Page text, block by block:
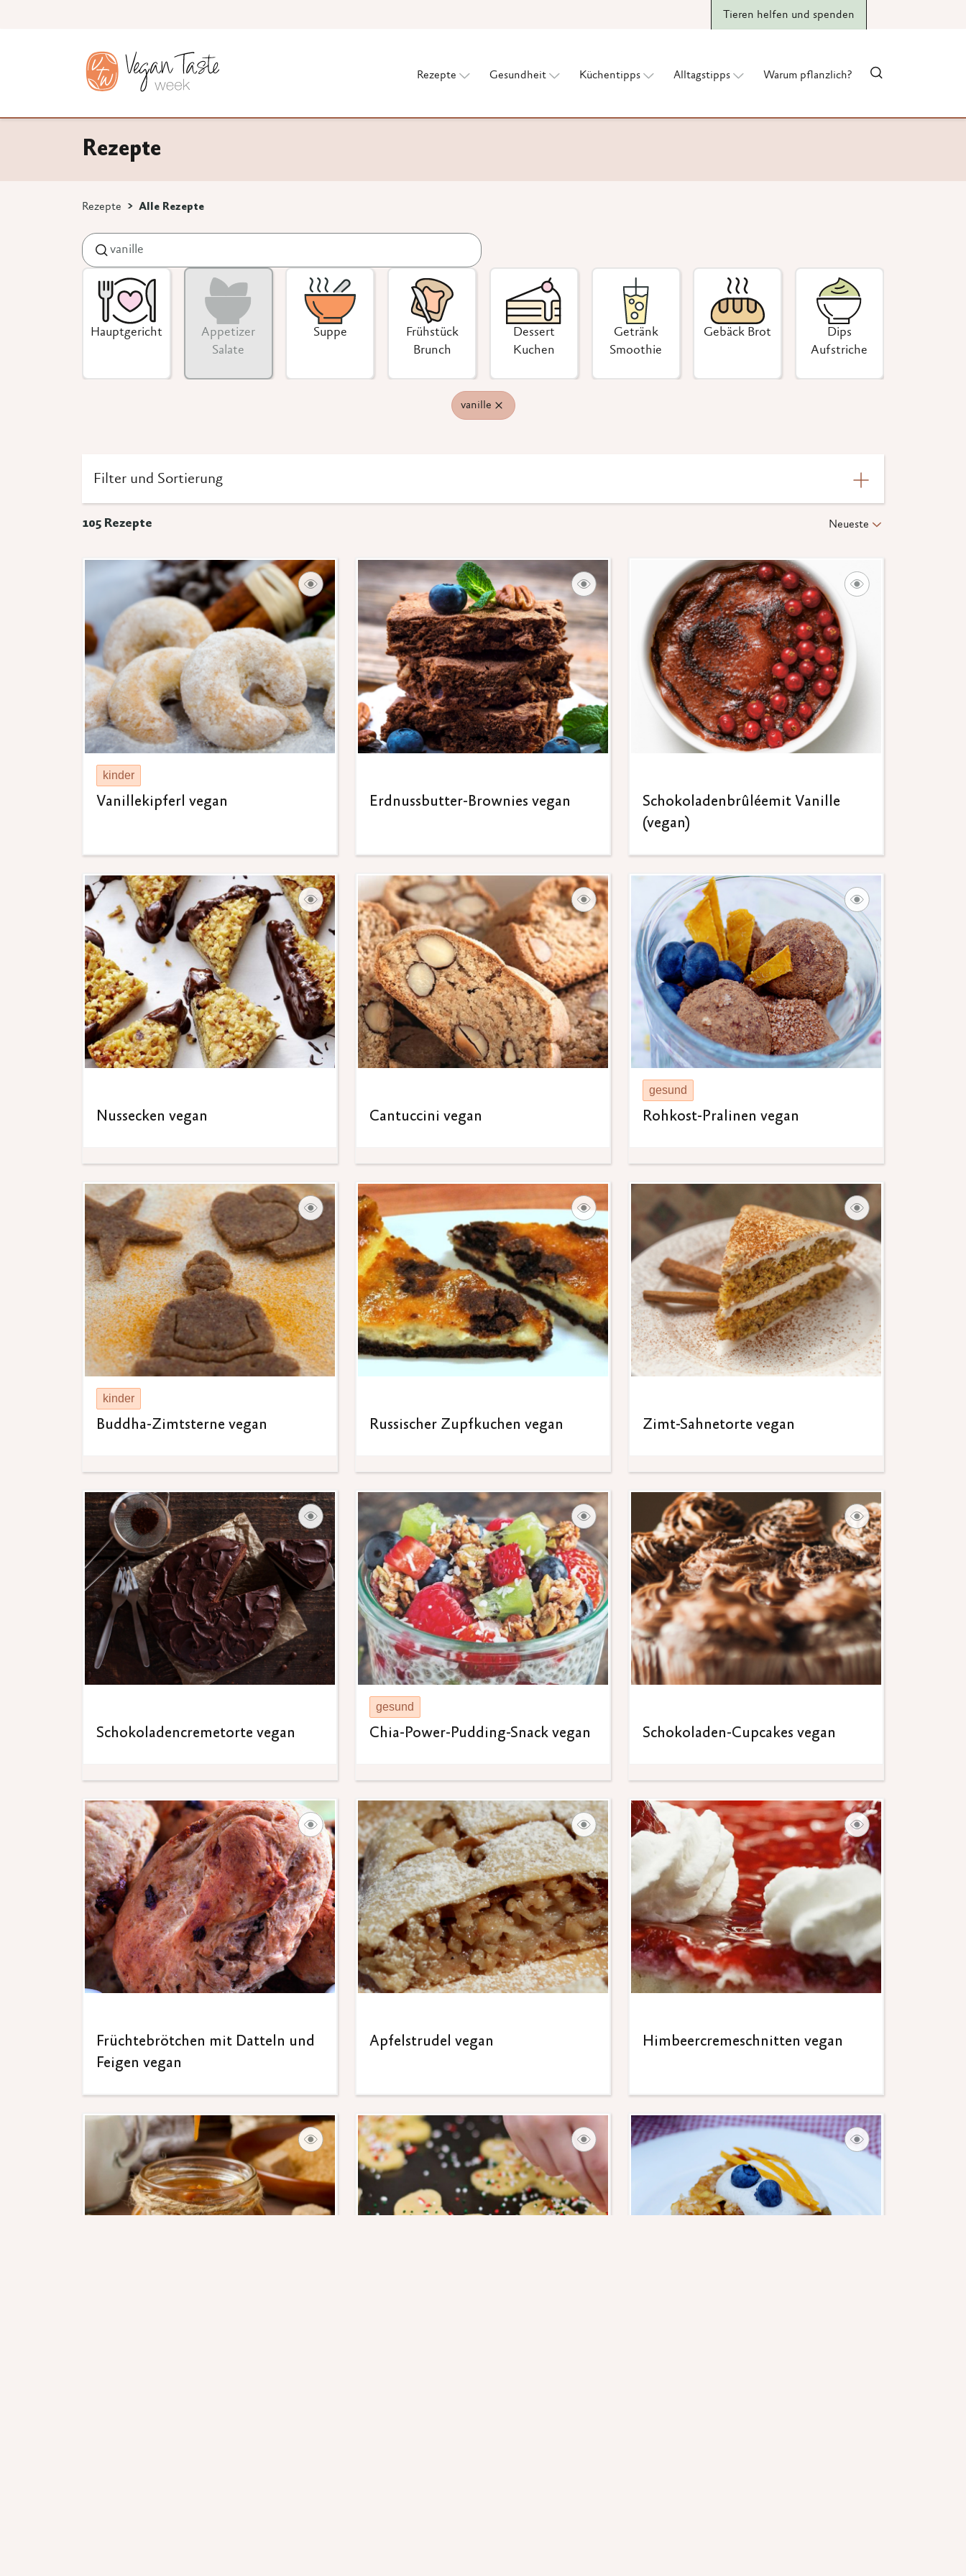
Tieren helfen und spenden
Rezepte Gesundheit Küchentipps Alltagstipps Warum pflanzlich?
Rezepte
Rezepte Alle Rezepte
Haupt­­gericht
Appetizer
Salate
Suppe
Frühstück
Brunch
Dessert
Kuchen
Getränk
Smoothie
Gebäck Brot
Dips
Aufstriche
vanille
Filter und Sortierung
105 Rezepte Neueste
kinder
Vanillekipferl vegan Erdnussbutter-Brownies vegan
Schokoladenbrûléemit Vanille
(vegan)
Nussecken vegan Cantuccini vegan
gesund
Rohkost-Pralinen vegan
kinder
Buddha-Zimtsterne vegan Russischer Zupfkuchen vegan Zimt-Sahnetorte vegan
Schokoladencremetorte vegan
gesund
Chia-Power-Pudding-Snack vegan Schokoladen-Cupcakes vegan
Früchtebrötchen mit Datteln und
Feigen vegan
Apfelstrudel vegan Himbeercremeschnitten vegan